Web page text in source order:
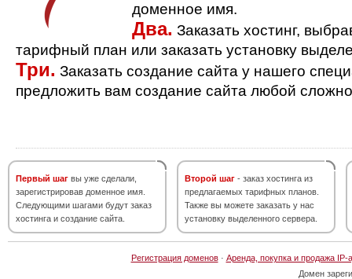
доменное имя.
Два. Заказать хостинг,
тарифный план или заказать установку
Три. Заказать создание сайта у нашего
предложить вам создание сайта любой
Первый шаг вы уже сделали,
зарегистрировав доменное имя.
Следующими шагами будут заказ
хостинга и создание сайта.
Второй шаг - заказ хостинга из
предлагаемых тарифных планов.
Также вы можете заказать у нас
установку выделенного сервера.
Регистрация доменов· Аренда, покупка и продажа IP-
Домен